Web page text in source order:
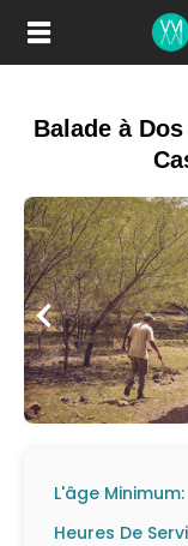
Contenu
Balade à
L'âge Minimum:
Heures De